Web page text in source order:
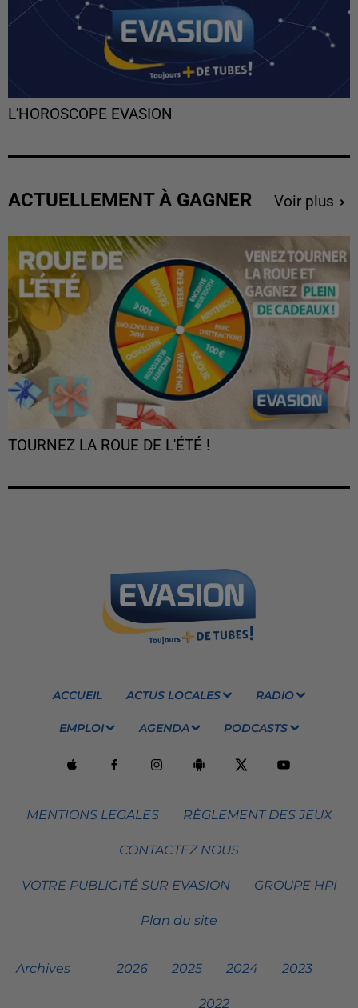
L'HOROSCOPE EVASION
ACTUELLEMENT À GAGNER Voir plus
TOURNEZ LA ROUE DE L'ÉTÉ !
ACCUEIL ACTUS LOCALES RADIO
EMPLOI AGENDA PODCASTS
MENTIONS LEGALES RÈGLEMENT DES JEUX
CONTACTEZ NOUS
VOTRE PUBLICITÉ SUR EVASION GROUPE HPI
Plan du site
Archives 2026 2025 2024 2023
2022